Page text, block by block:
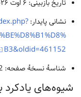
تاریخ بازبینی: ۶ اوت ۲۰۲۶ ‏۱۳:۲۷ UTC
نشانی پایدار:
B3&oldid=461152
شناسهٔ نسخهٔ صفحه: 461152
شیوه‌های یادکرد